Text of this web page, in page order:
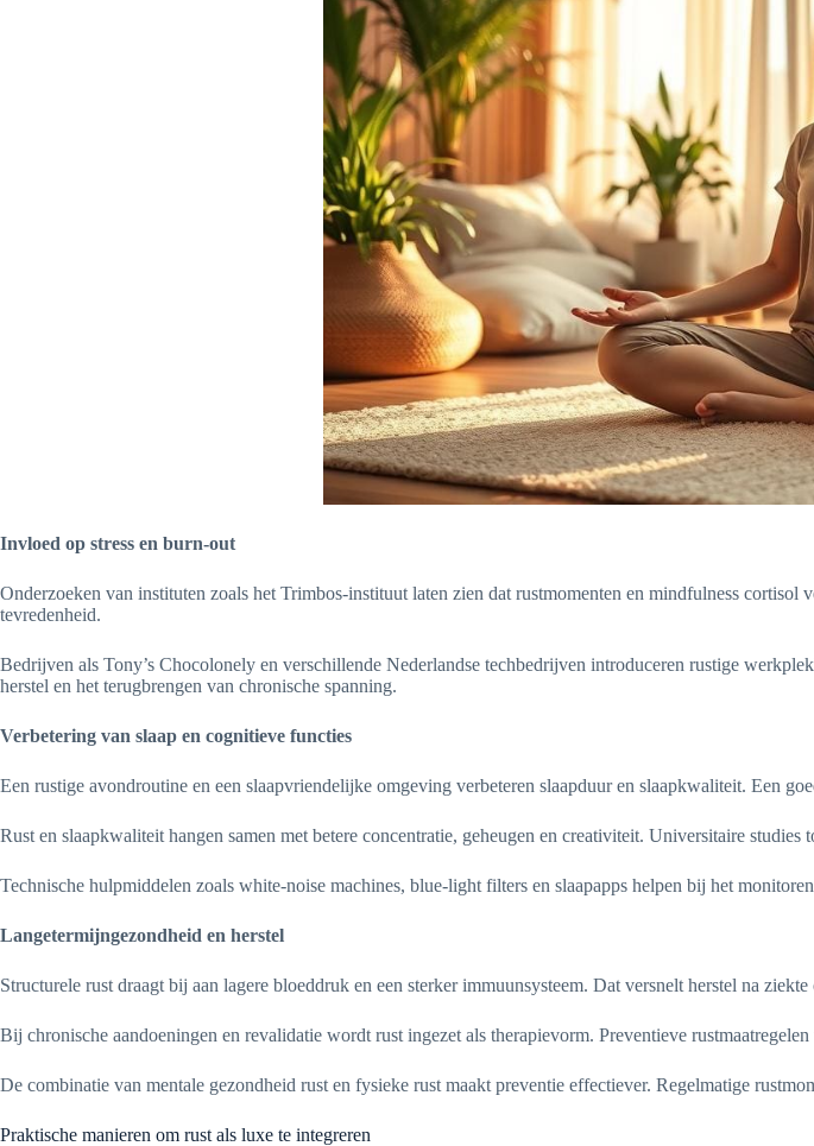
Invloed op stress en burn-out
Onderzoeken van instituten zoals het Trimbos-instituut laten zien dat rustmomenten en mindfulness
tevredenheid.
Bedrijven als Tony’s Chocolonely en verschillende Nederlandse techbedrijven introduceren rustige
herstel en het terugbrengen van chronische spanning.
Verbetering van slaap en cognitieve functies
Een rustige avondroutine en een slaapvriendelijke omgeving verbeteren slaapduur en slaapkwaliteit. Een
Rust en slaapkwaliteit hangen samen met betere concentratie, geheugen en creativiteit. Universitaire
Technische hulpmiddelen zoals white-noise machines, blue-light filters en slaapapps helpen bij het
Langetermijngezondheid en herstel
Structurele rust draagt bij aan lagere bloeddruk en een sterker immuunsysteem. Dat versnelt herstel na
Bij chronische aandoeningen en revalidatie wordt rust ingezet als therapievorm. Preventieve
De combinatie van mentale gezondheid rust en fysieke rust maakt preventie effectiever. Regelmatige
Praktische manieren om rust als luxe te integreren